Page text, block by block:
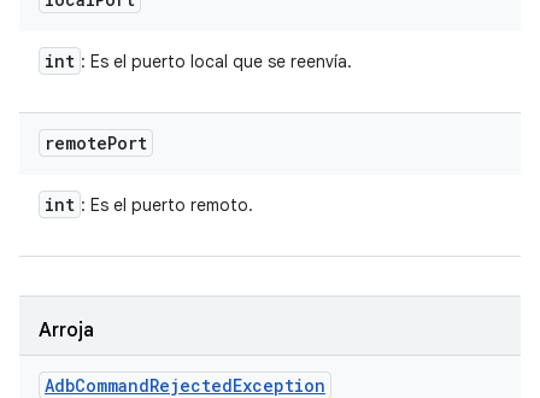
int : Es el puerto local que se reenvía.
remotePort
int : Es el puerto remoto.
Arroja
AdbCommandRejectedException